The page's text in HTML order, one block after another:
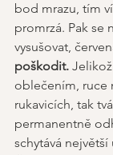
bod mrazu, tím
promrzá. Pak se
vysušovat,
poškodit.
oblečením, ruce
rukavicích, tak
permanentně
schytává největší